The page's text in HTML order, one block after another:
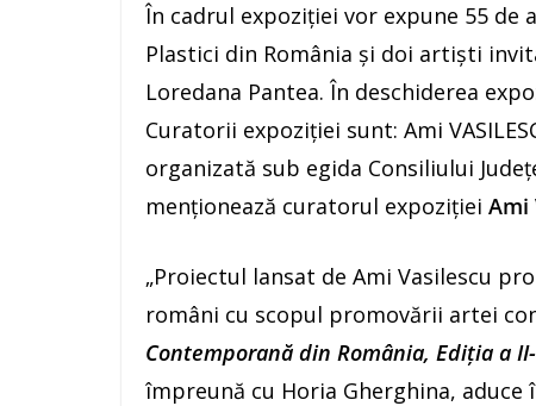
În cadrul expoziției vor expune 55
Plastici din România și doi artiști
Loredana Pantea. În deschiderea
Curatorii expoziției sunt: Ami
organizată sub egida Consiliului
menționează curatorul expoziției Ami
„Proiectul lansat de Ami Vasilescu
români cu scopul promovării artei
Contemporană din România, Ediţia a
împreună cu Horia Gherghina,